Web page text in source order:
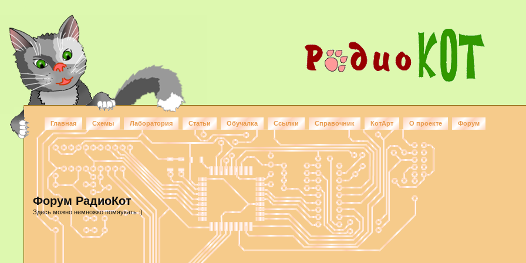
Главная Схемы Лаборатория Статьи Обучалка Ссылки Справочник КотАрт О проекте Форум
Форум РадиоКот
Здесь можно немножко помяукать :)